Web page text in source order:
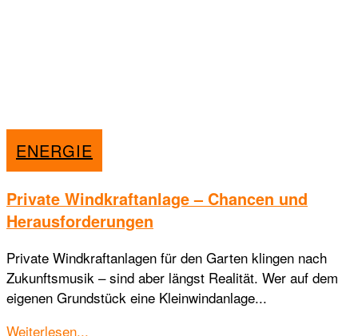
ENERGIE
Private Windkraftanlage – Chancen und
Herausforderungen
Private Windkraftanlagen für den Garten klingen nach
Zukunftsmusik – sind aber längst Realität. Wer auf dem
eigenen Grundstück eine Kleinwindanlage...
Weiterlesen...